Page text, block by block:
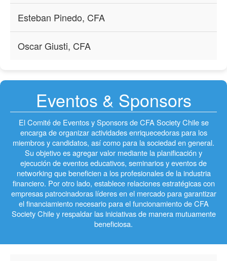
Esteban Pinedo, CFA
Oscar Giusti, CFA
Eventos & Sponsors
El Comité de Eventos y Sponsors de CFA Society Chile se
encarga de organizar actividades enriquecedoras para los
miembros y candidatos, así como para la sociedad en general.
Su objetivo es agregar valor mediante la planificación y
ejecución de eventos educativos, seminarios y eventos de
networking que beneficien a los profesionales de la industria
financiero. Por otro lado, establece relaciones estratégicas con
empresas patrocinadoras líderes en el mercado para garantizar
el financiamiento necesario para el funcionamiento de CFA
Society Chile y respaldar las iniciativas de manera mutuamente
beneficiosa.